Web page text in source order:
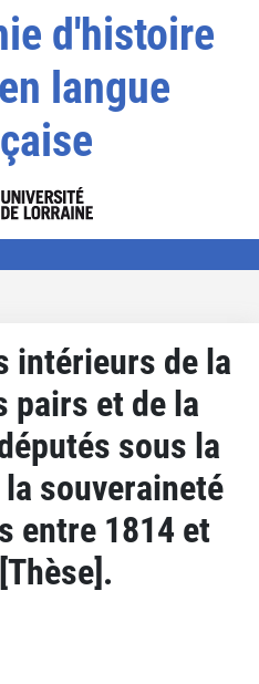
d'histoire
langue
intérieurs de la
pairs et de la
sous la
souveraineté
entre 1814 et